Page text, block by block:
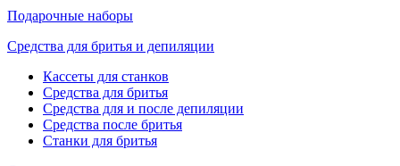
Подарочные наборы
Средства для бритья и депиляции
Кассеты для станков
Средства для бритья
Средства для и после депиляции
Средства после бритья
Станки для бритья